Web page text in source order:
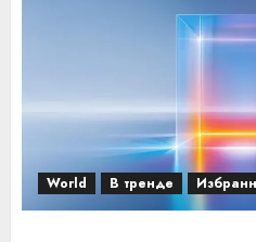
World В тренде